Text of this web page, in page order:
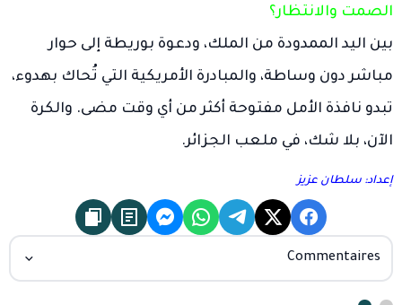
الصمت والانتظار؟
بين اليد الممدودة من الملك، ودعوة بوريطة إلى حوار
مباشر دون وساطة، والمبادرة الأمريكية التي تُحاك بهدوء،
تبدو نافذة الأمل مفتوحة أكثر من أي وقت مضى. والكرة
الآن، بلا شك، في ملعب الجزائر.
إعداد: سلطان عزيز
Commentaires